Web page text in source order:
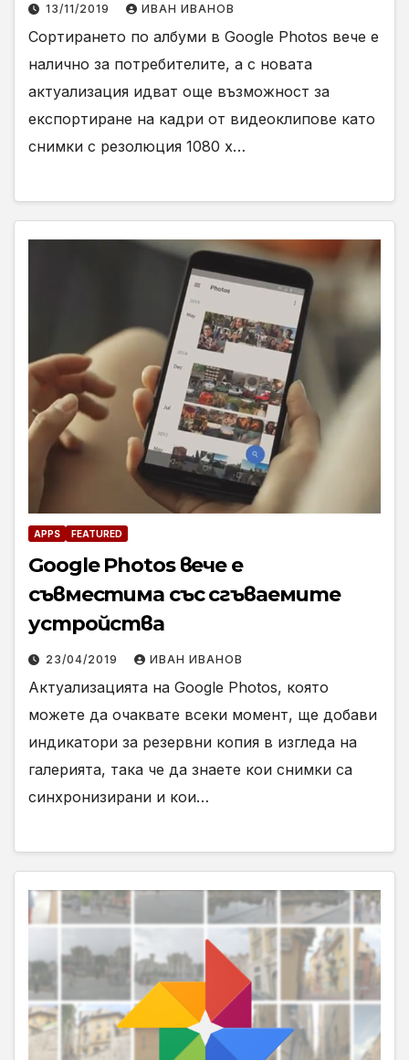
13/11/2019 ИВАН ИВАНОВ
Сортирането по албуми в Google Photos вече е
налично за потребителите, а с новата
актуализация идват още възможност за
експортиране на кадри от видеоклипове като
снимки с резолюция 1080 х…
APPS FEATURED
Google Photos вече е
съвместима със сгъваемите
устройства
23/04/2019 ИВАН ИВАНОВ
Актуализацията на Google Photos, която
можете да очаквате всеки момент, ще добави
индикатори за резервни копия в изгледа на
галерията, така че да знаете кои снимки са
синхронизирани и кои…